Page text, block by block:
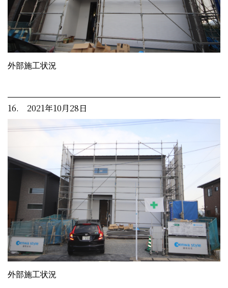
外部施工状況
16. 2021年10月28日
外部施工状況